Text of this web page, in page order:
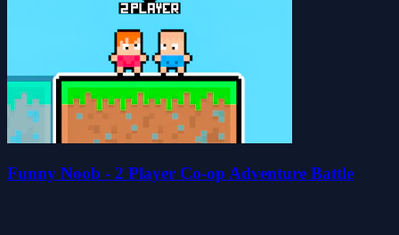
Funny Noob - 2 Player Co-op Adventure Battle